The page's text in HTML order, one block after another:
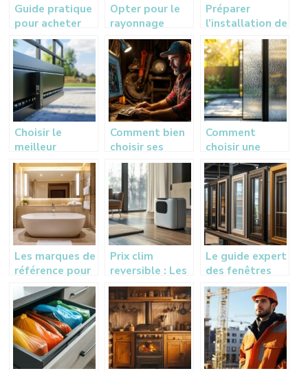
Guide pratique
pour acheter
une camera
d’inspection
adequate
Opter pour le
rayonnage
cantilever pour
un stockage
efficace
Préparer
l’installation de
votre pompe à
chaleur et
climatisation à
La Rochelle
Choisir le
meilleur
moteur de
portail
coulissant pour
votre domicile
Comment bien
choisir ses
pièces
détachées
agricoles en
ligne pour vos
équipements
Comment
choisir une
porte d’entrée
vitrée pour
votre maison :
guide de styles
et matériaux
Les marques de
référence pour
un éclairage de
salle de bain
aux normes
Prix clim
reversible : Les
tendances
tarifaires 2025
et conseils
d’experts
Le guide expert
des fenêtres
Leroy Merlin :
performances
et matériaux au
banc d’essai